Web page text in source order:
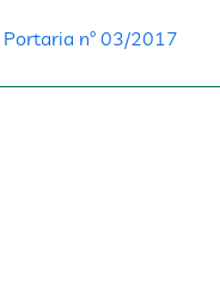
Portaria nº 03/2017